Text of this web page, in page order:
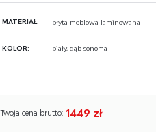
MATERIAŁ: płyta meblowa laminowana
KOLOR: biały, dąb sonoma
Twoja cena brutto:1449 zł